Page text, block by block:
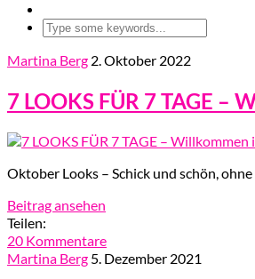
Martina Berg 2. Oktober 2022
7 LOOKS FÜR 7 TAGE –
Oktober Looks – Schick und schön,
Beitrag ansehen
Teilen:
20 Kommentare
Martina Berg 5. Dezember 2021